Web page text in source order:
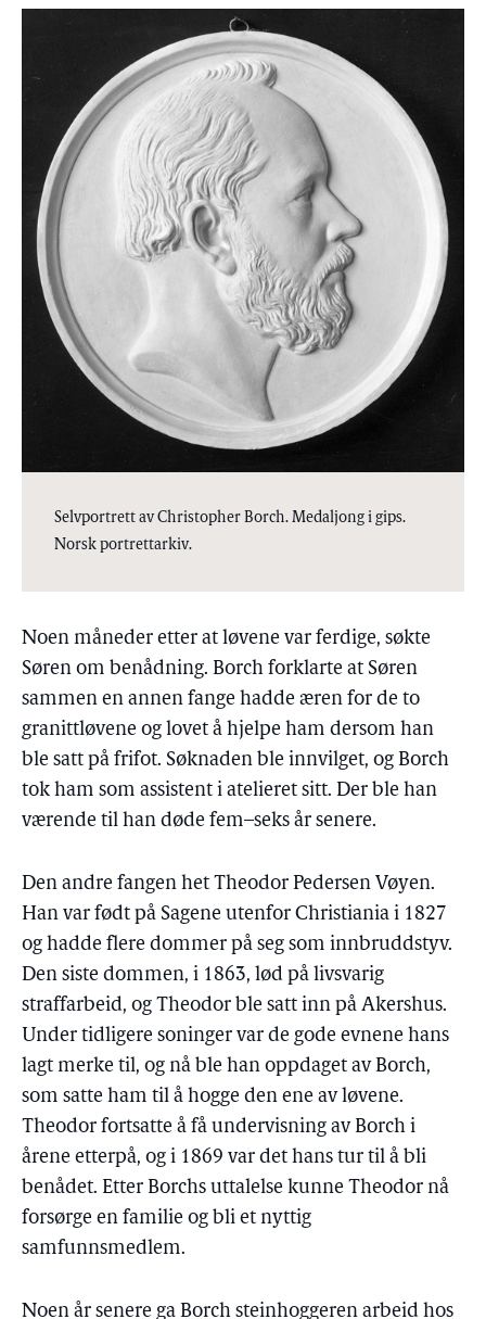
Selvportrett av Christopher Borch. Medaljong i gips.
Norsk portrettarkiv.
Noen måneder etter at løvene var ferdige, søkte
Søren om benådning. Borch forklarte at Søren
sammen en annen fange hadde æren for de to
granittløvene og lovet å hjelpe ham dersom han
ble satt på frifot. Søknaden ble innvilget, og Borch
tok ham som assistent i atelieret sitt. Der ble han
værende til han døde fem–seks år senere.
Den andre fangen het Theodor Pedersen Vøyen.
Han var født på Sagene utenfor Christiania i 1827
og hadde flere dommer på seg som innbruddstyv.
Den siste dommen, i 1863, lød på livsvarig
straffarbeid, og Theodor ble satt inn på Akershus.
Under tidligere soninger var de gode evnene hans
lagt merke til, og nå ble han oppdaget av Borch,
som satte ham til å hogge den ene av løvene.
Theodor fortsatte å få undervisning av Borch i
årene etterpå, og i 1869 var det hans tur til å bli
benådet. Etter Borchs uttalelse kunne Theodor nå
forsørge en familie og bli et nyttig
samfunnsmedlem.
Noen år senere ga Borch steinhoggeren arbeid hos